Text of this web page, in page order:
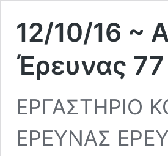
12/10/16 ~
Έρευνας 77
ΕΡΓΑΣΤΗΡΙΟ
ΕΡΕΥΝΑΣ